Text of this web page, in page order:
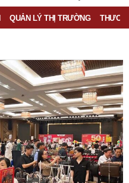
QUẢN LÝ THỊ TRƯỜNG